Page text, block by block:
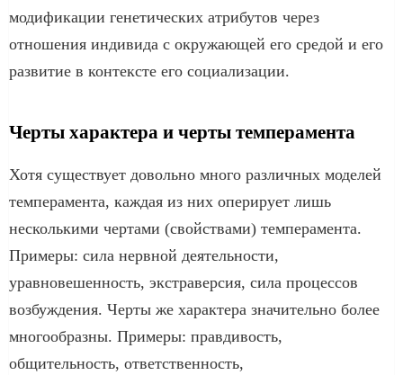
модификации генетических атрибутов через
отношения индивида с окружающей его средой и его
развитие в контексте его социализации.
Черты характера и черты темперамента
Хотя существует довольно много различных моделей
темперамента, каждая из них оперирует лишь
несколькими чертами (свойствами) темперамента.
Примеры: сила нервной деятельности,
уравновешенность, экстраверсия, сила процессов
возбуждения. Черты же характера значительно более
многообразны. Примеры: правдивость,
общительность, ответственность,